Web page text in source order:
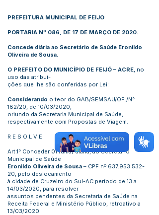
PREFEITURA MUNICIPAL DE FEIJO
PORTARIA Nº 086, DE 17 DE MARÇO DE 2020.
Concede diária ao Secretário de Saúde Eronildo
Oliveira de Sousa.
O PREFEITO DO MUNICÍPIO DE FEIJÓ – ACRE, no
uso das atribui-
ções que lhe são conferidas por Lei:
Considerando o teor do GAB/SEMSAU/OF./N°
182/20, de 10/03/2020,
oriundo da Secretaria Municipal de Saúde,
respectivamente com Propostas de Viagem.
R E S O L V E
Art.1° Conceder 01 (uma) diária, ao Secretário
Municipal de Saúde
Eronildo Oliveira de Sousa – CPF nº 637.953.532-
20, pelo deslocamento
à cidade de Cruzeiro do Sul-AC período de 13 a
14/03/2020, para resolver
assuntos pendentes da Secretaria de Saúde na
Receita Federal e Ministério Público, retroativo a
13/03/2020.